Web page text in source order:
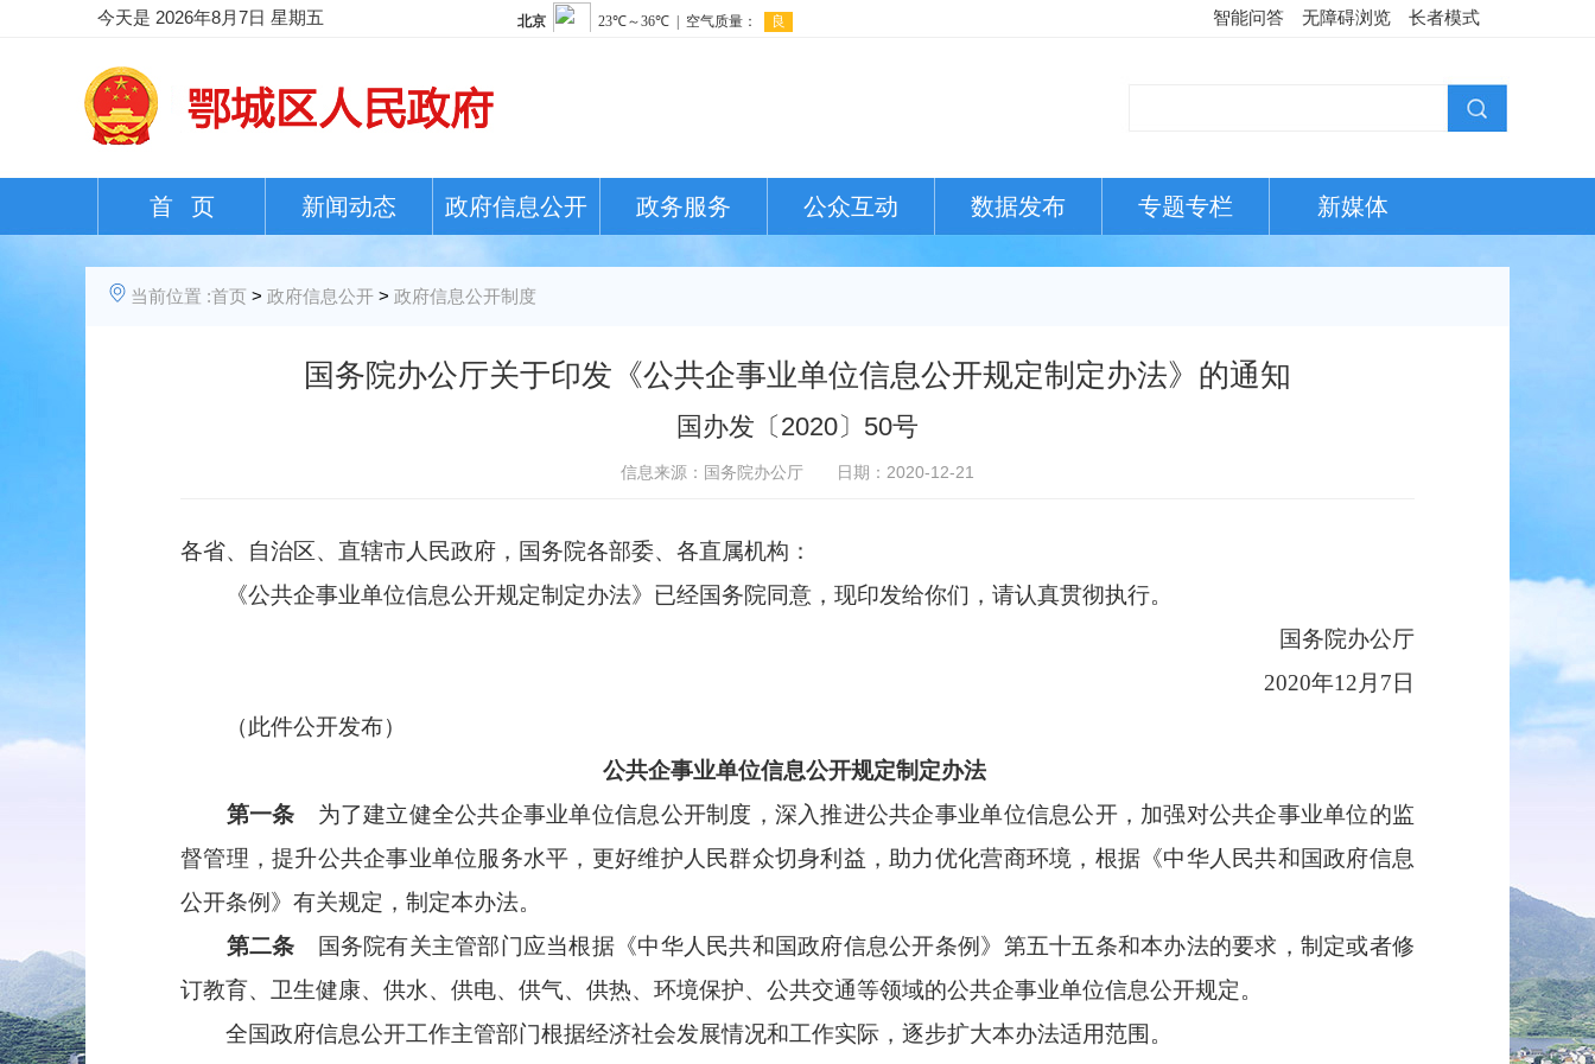
今天是 2026年8月7日 星期五 智能问答 无障碍浏览 长者模式
首 页 新闻动态 政府信息公开 政务服务 公众互动 数据发布 专题专栏 新媒体
当前位置 :首页 > 政府信息公开 > 政府信息公开制度
国务院办公厅关于印发《公共企事业单位信息公开规定制定办法》的通知
国办发〔2020〕50号
信息来源：国务院办公厅 日期：2020-12-21
各省、自治区、直辖市人民政府，国务院各部委、各直属机构：
《公共企事业单位信息公开规定制定办法》已经国务院同意，现印发给你们，请认真贯彻执行。
国务院办公厅
2020年12月7日
（此件公开发布）
公共企事业单位信息公开规定制定办法
第一条 为了建立健全公共企事业单位信息公开制度，深入推进公共企事业单位信息公开，加强对公共企事业单位的监
督管理，提升公共企事业单位服务水平，更好维护人民群众切身利益，助力优化营商环境，根据《中华人民共和国政府信息
公开条例》有关规定，制定本办法。
第二条 国务院有关主管部门应当根据《中华人民共和国政府信息公开条例》第五十五条和本办法的要求，制定或者修
订教育、卫生健康、供水、供电、供气、供热、环境保护、公共交通等领域的公共企事业单位信息公开规定。
全国政府信息公开工作主管部门根据经济社会发展情况和工作实际，逐步扩大本办法适用范围。